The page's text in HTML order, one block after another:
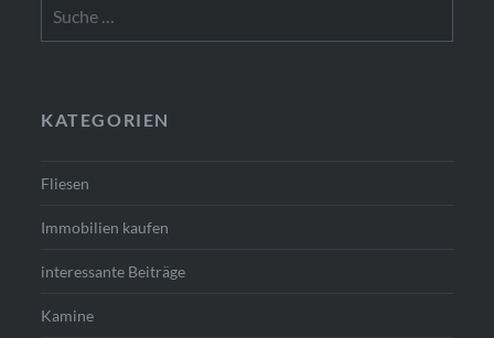
nach:
KATEGORIEN
Fliesen
Immobilien kaufen
interessante Beiträge
Kamine